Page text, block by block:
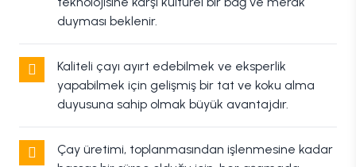
duyması beklenir.
Kaliteli çayı ayırt edebilmek ve eksperlik
yapabilmek için gelişmiş bir tat ve koku alma
duyusuna sahip olmak büyük avantajdır.
Çay üretimi, toplanmasından işlenmesine kadar